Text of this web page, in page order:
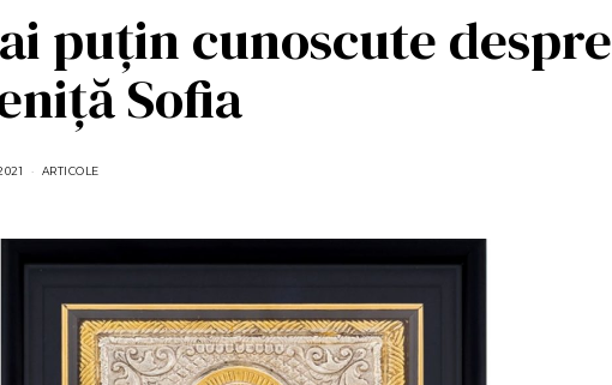
puțin cunoscute despre
Sofia
T
ARTICOLE